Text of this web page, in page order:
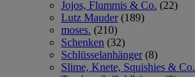
Jojos, Flummis & Co. (22)
Lutz Mauder (189)
moses. (210)
Schenken (32)
Schlüsselanhänger (8)
Slime, Knete, Squishies & Co.